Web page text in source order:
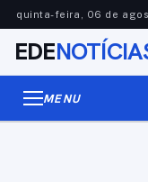
quinta-feira, 06 de
EDE
MENU